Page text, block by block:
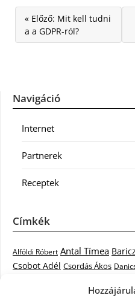
« Előző: Mit kell tudni
a a GDPR-ról?
Navigáció
Internet
Partnerek
Receptek
Címkék
Alföldi Róbert Antal Tímea
Csobot Adél Csordás Ákos